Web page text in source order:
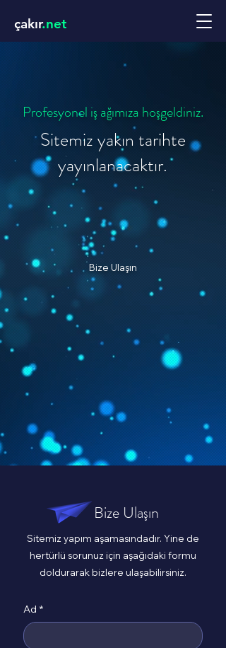
çakır.net
Profesyonel iş ağımıza hoşgeldiniz.
Sitemiz yakın tarihte
yayınlanacaktır.
Bize Ulaşın
Bize Ulaşın
Sitemiz yapım aşamasındadır. Yine de
hertürlü sorunuz için aşağıdaki formu
doldurarak bizlere ulaşabilirsiniz.
Ad *